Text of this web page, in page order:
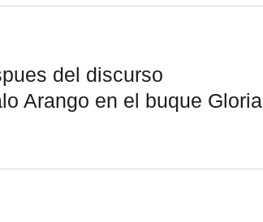
del discurso
Arango en el buque Gloria